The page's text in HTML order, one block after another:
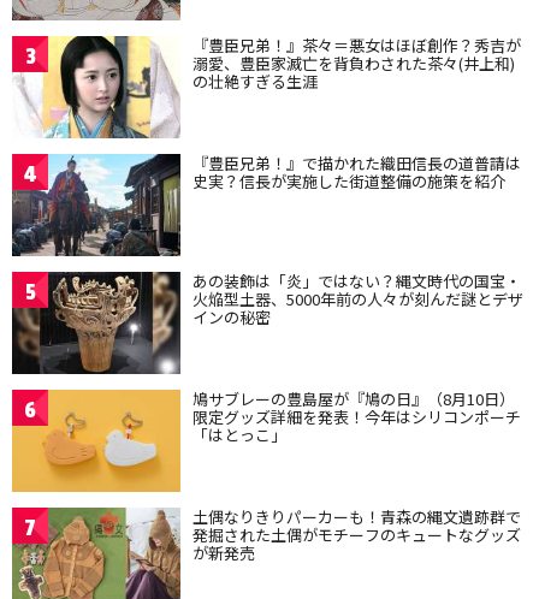
3 『豊臣兄弟！』茶々＝悪女はほぼ創作？秀吉が
溺愛、豊臣家滅亡を背負わされた茶々(井上和)
の壮絶すぎる生涯
4 『豊臣兄弟！』で描かれた織田信長の道普請は
史実？信長が実施した街道整備の施策を紹介
5 あの装飾は「炎」ではない？縄文時代の国宝・
火焔型土器、5000年前の人々が刻んだ謎とデザ
インの秘密
6 鳩サブレーの豊島屋が『鳩の日』（8月10日）
限定グッズ詳細を発表！今年はシリコンポーチ
「はとっこ」
7 土偶なりきりパーカーも！青森の縄文遺跡群で
発掘された土偶がモチーフのキュートなグッズ
が新発売